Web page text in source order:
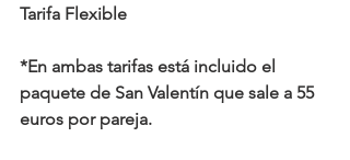
Tarifa Flexible
*En ambas tarifas está incluido el
paquete de San Valentín que sale a 55
euros por pareja.